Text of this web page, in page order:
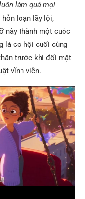
làm quá mọi
loạn lầy lội,
này thành một cuộc
là cơ hội cuối cùng
trước khi đối mặt
vĩnh viễn.